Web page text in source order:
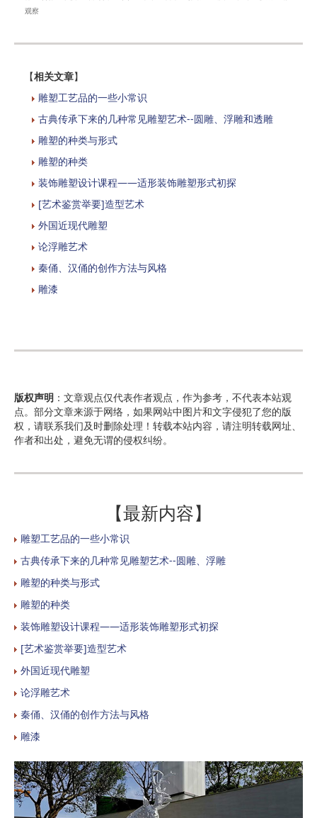
观察
【相关文章】
雕塑工艺品的一些小常识
古典传承下来的几种常见雕塑艺术--圆雕、浮雕和透雕
雕塑的种类与形式
雕塑的种类
装饰雕塑设计课程——适形装饰雕塑形式初探
[艺术鉴赏举要]造型艺术
外国近现代雕塑
论浮雕艺术
秦俑、汉俑的创作方法与风格
雕漆
版权声明 ：文章观点仅代表作者观点，作为参考，不代表本站观
点。部分文章来源于网络，如果网站中图片和文字侵犯了您的版
权，请联系我们及时删除处理！转载本站内容，请注明转载网址、
作者和出处，避免无谓的侵权纠纷。
【最新内容】
雕塑工艺品的一些小常识
古典传承下来的几种常见雕塑艺术--圆雕、浮雕
雕塑的种类与形式
雕塑的种类
装饰雕塑设计课程——适形装饰雕塑形式初探
[艺术鉴赏举要]造型艺术
外国近现代雕塑
论浮雕艺术
秦俑、汉俑的创作方法与风格
雕漆